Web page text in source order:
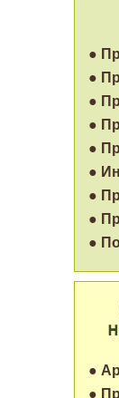
●
●
●
●
●
●
●
●
●
●
●